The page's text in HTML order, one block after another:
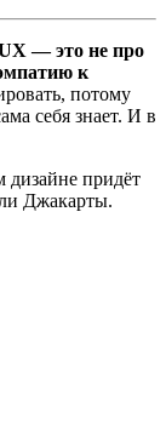
— это не про
к
потому
себя знает. И в
придёт
Джакарты.